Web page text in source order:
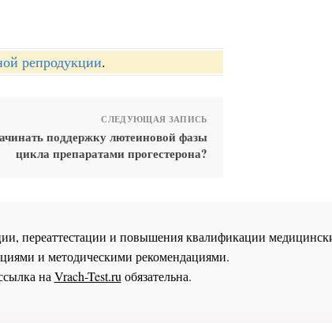
репродукции.
СЛЕДУЮЩАЯ ЗАПИСЬ
поддержку лютеиновой фазы
цикла препаратами прогестерона?
переаттестации и повышения квалификации
и методическими рекомендациями.
наVrach-Test.ruобязательна.